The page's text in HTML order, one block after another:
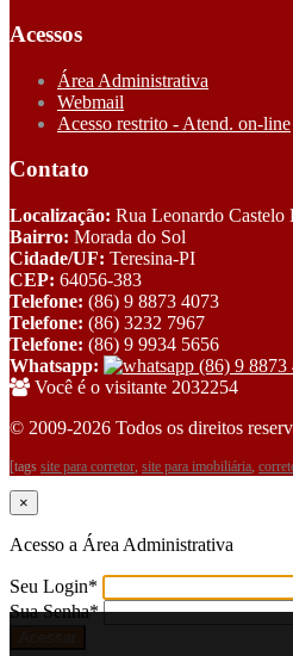
Acessos
Área Administrativa
Webmail
Acesso restrito - Atend. on-line
Contato
Localização: Rua Leonardo Castelo
Bairro: Morada do Sol
Cidade/UF: Teresina-PI
CEP: 64056-383
Telefone: (86) 9 8873 4073
Telefone: (86) 3232 7967
Telefone: (86) 9 9934 5656
Whatsapp:
(86) 9 8873
Você é o visitante 2032254
© 2009-2026 Todos os direitos
[tags site para corretor, site para imobiliária,
×
Acesso a Área Administrativa
Seu Login*
Sua Senha*